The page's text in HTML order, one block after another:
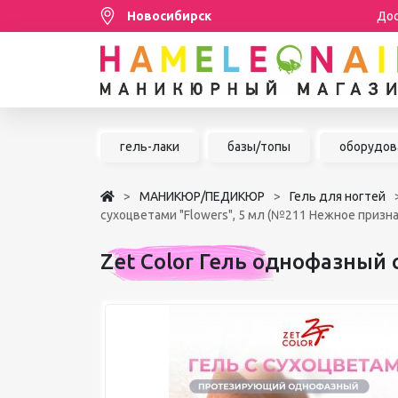
Новосибирск
Распродажа
НАРАЩИВАНИЕ РЕСНИЦ
ШУГАРИНГ/ДЕПИЛЯЦИЯ
АКСЕССУАРЫ
гель-лаки базы/топы
МАНИКЮР/ПЕДИКЮР Гель для ногтей
сухоцветами "Flowers", 5 мл (№211 Нежное
Zet Color Гель